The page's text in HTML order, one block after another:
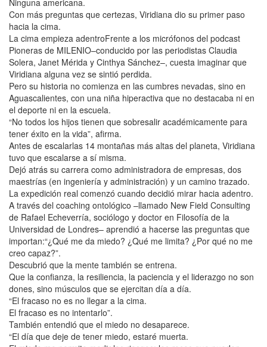
Con más preguntas que certezas, Viridiana dio su primer paso
hacia la cima.
La cima empieza adentroFrente a los micrófonos del podcast
Pioneras de MILENIO–conducido por las periodistas Claudia
Solera, Janet Mérida y Cinthya Sánchez–, cuesta imaginar que
Viridiana alguna vez se sintió perdida.
Pero su historia no comienza en las cumbres nevadas, sino en
Aguascalientes, con una niña hiperactiva que no destacaba ni en
el deporte ni en la escuela.
“No todos los hijos tienen que sobresalir académicamente para
tener éxito en la vida”, afirma.
Antes de escalarlas 14 montañas más altas del planeta, Viridiana
tuvo que escalarse a sí misma.
Dejó atrás su carrera como administradora de empresas, dos
maestrías (en ingeniería y administración) y un camino trazado.
La expedición real comenzó cuando decidió mirar hacia adentro.
A través del coaching ontológico –llamado New Field Consulting
de Rafael Echeverría, sociólogo y doctor en Filosofía de la
Universidad de Londres– aprendió a hacerse las preguntas que
importan:“¿Qué me da miedo? ¿Qué me limita? ¿Por qué no me
creo capaz?”.
Descubrió que la mente también se entrena.
Que la confianza, la resiliencia, la paciencia y el liderazgo no son
dones, sino músculos que se ejercitan día a día.
“El fracaso no es no llegar a la cima.
El fracaso es no intentarlo”.
También entendió que el miedo no desaparece.
“El día que deje de tener miedo, estaré muerta.